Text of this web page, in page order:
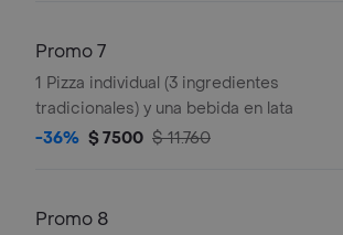
Promo 7
1 Pizza individual (3 ingredientes
tradicionales) y una bebida en lata
-36% $ 7500 $ 11.760
Promo 8